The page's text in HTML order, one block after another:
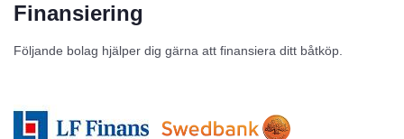
Finansiering
Följande bolag hjälper dig gärna att finansiera ditt båtköp.